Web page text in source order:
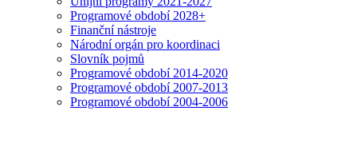
Programové období 2028+
Finanční nástroje
Národní orgán pro koordinaci
Slovník pojmů
Programové období 2014-2020
Programové období 2007-2013
Programové období 2004-2006